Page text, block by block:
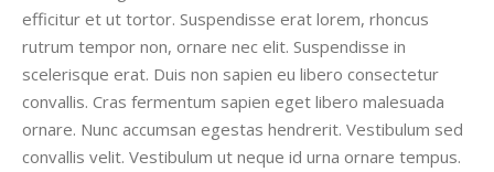
efficitur et ut tortor. Suspendisse erat lorem, rhoncus
rutrum tempor non, ornare nec elit. Suspendisse in
scelerisque erat. Duis non sapien eu libero consectetur
convallis. Cras fermentum sapien eget libero malesuada
ornare. Nunc accumsan egestas hendrerit. Vestibulum sed
convallis velit. Vestibulum ut neque id urna ornare tempus.